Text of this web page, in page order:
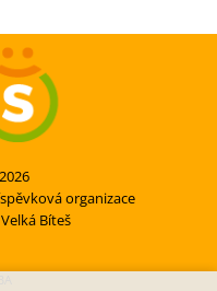
organizace
Bíteš